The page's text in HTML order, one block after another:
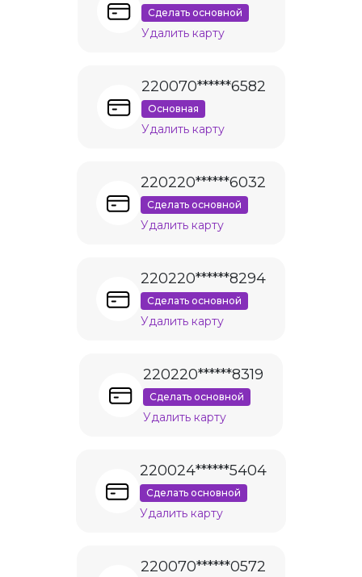
Сделать основной
Удалить карту
220070******6582
Основная
Удалить карту
220220******6032
Сделать основной
Удалить карту
220220******8294
Сделать основной
Удалить карту
220220******8319
Сделать основной
Удалить карту
220024******5404
Сделать основной
Удалить карту
220070******0572